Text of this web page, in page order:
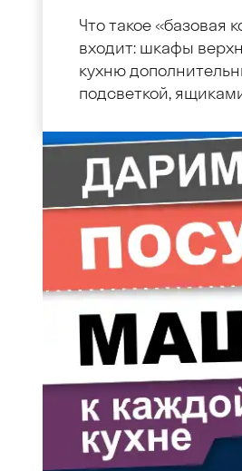
Что такое «базовая
входит: шкафы
кухню
подсветкой,